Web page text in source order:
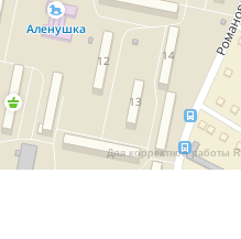
Для корректной работы